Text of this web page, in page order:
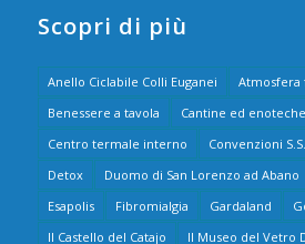
Scopri di più
Anello Ciclabile Colli Euganei
Atmosfera
Benessere a tavola
Cantine ed enoteche
Centro termale interno
Convenzioni
Detox
Duomo di San Lorenzo ad Abano
Esapolis
Fibromialgia Gardaland
Il Castello del Catajo
Il Museo del Vetro